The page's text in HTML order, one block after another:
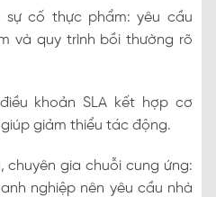
sự cố thực phẩm: yêu cầu
và quy trình bồi thường rõ
khoản SLA kết hợp cơ
giảm thiểu tác động.
chuyên gia chuỗi cung ứng:
nghiệp nên yêu cầu nhà